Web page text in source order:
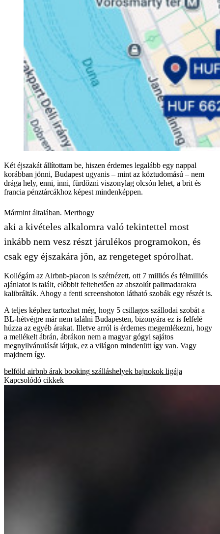
Két éjszakát állítottam be, hiszen érdemes legalább egy nappal
korábban jönni, Budapest ugyanis – mint az köztudomású – nem
drága hely, enni, inni, fürdőzni viszonylag olcsón lehet, a brit és
francia pénztárcákhoz képest mindenképpen.
Mármint általában. Merthogy
aki a kivételes alkalomra való tekintettel most
inkább nem vesz részt járulékos programokon, és
csak egy éjszakára jön, az rengeteget spórolhat.
Kollégám az Airbnb-piacon is szétnézett, ott 7 milliós és félmilliós
ajánlatot is talált, előbbit feltehetően az abszolút palimadarakra
kalibrálták. Ahogy a fenti screenshoton látható szobák egy részét is.
A teljes képhez tartozhat még, hogy 5 csillagos szállodai szobát a
BL-hétvégre már nem találni Budapesten, bizonyára ez is felfelé
húzza az egyéb árakat. Illetve arról is érdemes megemlékezni, hogy
a mellékelt ábrán, ábrákon nem a magyar gógyi sajátos
megnyilvánulását látjuk, ez a világon mindenütt így van. Vagy
majdnem így.
belföld airbnb árak booking szálláshelyek bajnokok ligája
Kapcsolódó cikkek